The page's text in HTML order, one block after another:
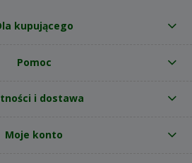
kupującego
Pomoc
i dostawa
Moje konto